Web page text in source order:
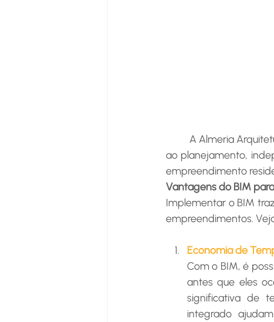
ao planejamento,
empreendimento
Vantagens do BIM
Implementar o BIM
empreendimentos.
Economia de
Com o BIM, é
antes que eles
significativa de
integrado